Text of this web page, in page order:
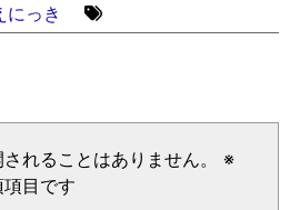
にっき
れることはありません。
※
目です